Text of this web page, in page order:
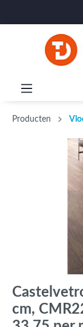
Producten
cm,